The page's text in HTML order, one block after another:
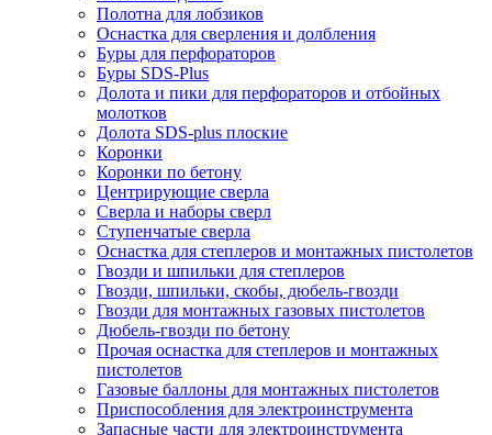
Полотна для лобзиков
Оснастка для сверления и долбления
Буры для перфораторов
Буры SDS-Plus
Долота и пики для перфораторов и отбойных
молотков
Долота SDS-plus плоские
Коронки
Коронки по бетону
Центрирующие сверла
Сверла и наборы сверл
Ступенчатые сверла
Оснастка для степлеров и монтажных пистолетов
Гвозди и шпильки для степлеров
Гвозди, шпильки, скобы, дюбель-гвозди
Гвозди для монтажных газовых пистолетов
Дюбель-гвозди по бетону
Прочая оснастка для степлеров и монтажных
пистолетов
Газовые баллоны для монтажных пистолетов
Приспособления для электроинструмента
Запасные части для электроинструмента